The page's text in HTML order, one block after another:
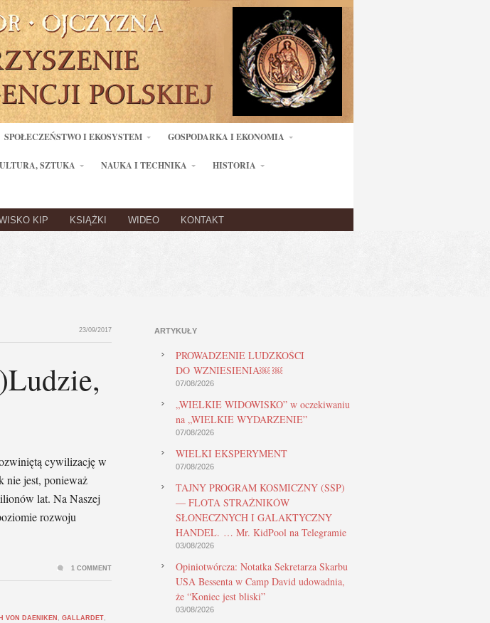
SPOŁECZEŃSTWO I EKOSYSTEM GOSPODARKA I EKONOMIA
SZTUKA NAUKA I TECHNIKA HISTORIA
KIP KSIĄŻKI WIDEO KONTAKT
23/09/2017
cywilizację w
nie jest, ponieważ
lat. Na Naszej
rozwoju
VON DAENIKEN , GALLARDET,
1 COMMENT
ARTYKUŁY
PROWADZENIE LUDZKOŚCI
DO WZNIESIENIA￼ ￼
07/08/2026
„WIELKIE WIDOWISKO” w oczekiwaniu
na „WIELKIE WYDARZENIE”
07/08/2026
WIELKI EKSPERYMENT
07/08/2026
TAJNY PROGRAM KOSMICZNY (SSP)
— FLOTA STRAŻNIKÓW
SŁONECZNYCH I GALAKTYCZNY
HANDEL. … Mr. KidPool na Telegramie
03/08/2026
Opiniotwórcza: Notatka Sekretarza Skarbu
USA Bessenta w Camp David udowadnia,
że “Koniec jest bliski”
03/08/2026